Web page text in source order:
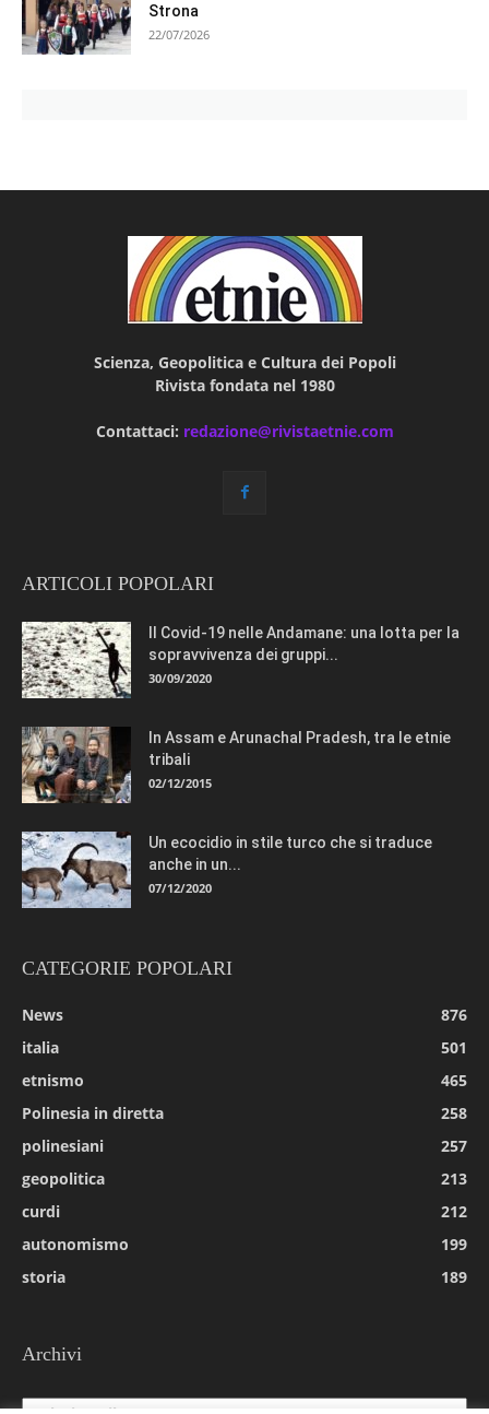
Strona
22/07/2026
Scienza, Geopolitica e Cultura dei Popoli
Rivista fondata nel 1980
Contattaci: redazione@rivistaetnie.com
ARTICOLI POPOLARI
Il Covid-19 nelle Andamane: una lotta per la
sopravvivenza dei gruppi...
30/09/2020
In Assam e Arunachal Pradesh, tra le etnie
tribali
02/12/2015
Un ecocidio in stile turco che si traduce
anche in un...
07/12/2020
CATEGORIE POPOLARI
News
876
italia
501
etnismo
465
Polinesia in diretta
258
polinesiani
257
geopolitica
213
curdi
212
autonomismo
199
storia
189
Archivi
Archivi